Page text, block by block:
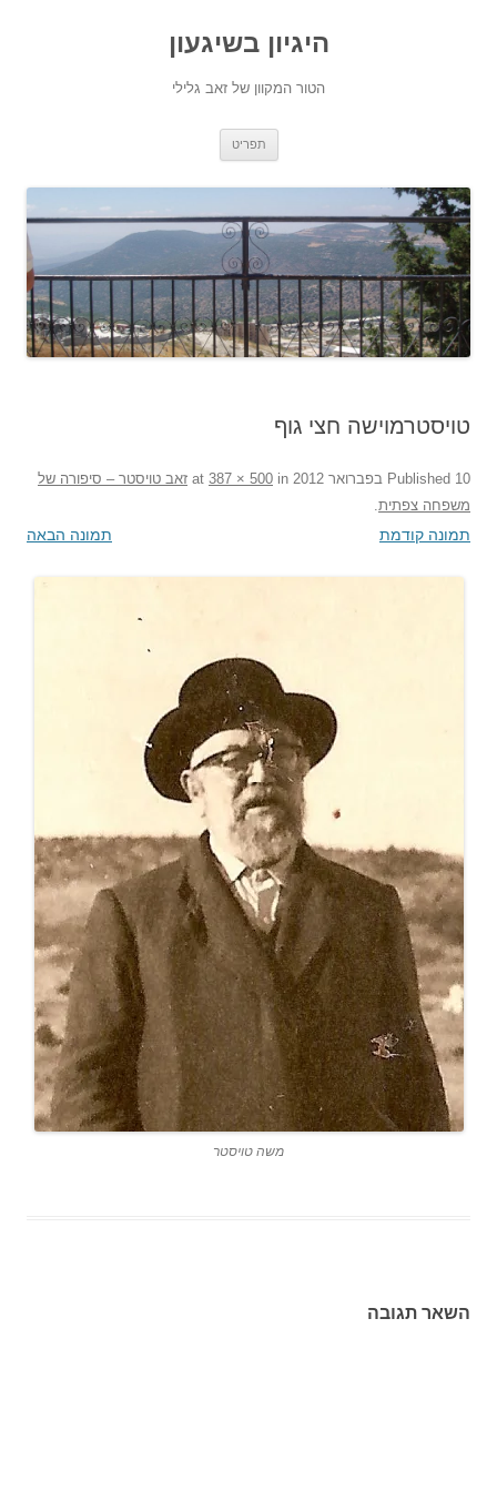
היגיון בשיגעון
הטור המקוון של זאב גלילי
תפריט
טויסטרמוישה חצי גוף
Published 10 בפברואר 2012 387 × 500 in
זאב טויסטר – סיפורה של
משפחה צפתית
תמונה קודמת תמונה הבאה
משה טויסטר
השאר תגובה